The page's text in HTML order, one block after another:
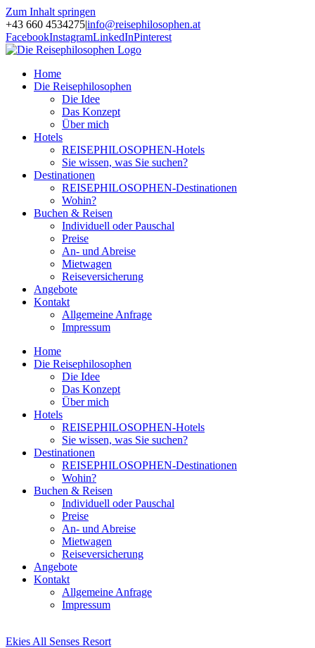
Zum Inhalt springen
+43 660 4534275|info@reisephilosophen.at
FacebookInstagramLinkedInPinterest
Home
Die Reisephilosophen
Die Idee
Das Konzept
Über mich
Hotels
REISEPHILOSOPHEN-Hotels
Sie wissen, was Sie suchen?
Destinationen
REISEPHILOSOPHEN-Destinationen
Wohin?
Buchen & Reisen
Individuell oder Pauschal
Preise
An- und Abreise
Mietwagen
Reiseversicherung
Angebote
Kontakt
Allgemeine Anfrage
Impressum
Home
Die Reisephilosophen
Die Idee
Das Konzept
Über mich
Hotels
REISEPHILOSOPHEN-Hotels
Sie wissen, was Sie suchen?
Destinationen
REISEPHILOSOPHEN-Destinationen
Wohin?
Buchen & Reisen
Individuell oder Pauschal
Preise
An- und Abreise
Mietwagen
Reiseversicherung
Angebote
Kontakt
Allgemeine Anfrage
Impressum
Ekies All Senses Resort